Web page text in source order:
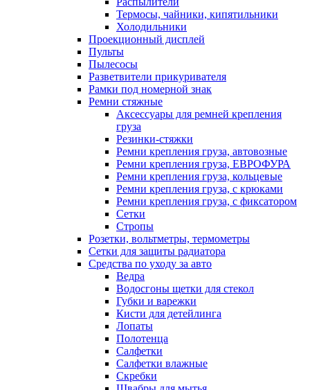
Термосы, чайники, кипятильники
Холодильники
Проекционный дисплей
Пульты
Пылесосы
Разветвители прикуривателя
Рамки под номерной знак
Ремни стяжные
Аксессуары для ремней крепления
груза
Резинки-стяжки
Ремни крепления груза, автовозные
Ремни крепления груза, ЕВРОФУРА
Ремни крепления груза, кольцевые
Ремни крепления груза, с крюками
Ремни крепления груза, с фиксатором
Сетки
Стропы
Розетки, вольтметры, термометры
Сетки для защиты радиатора
Средства по уходу за авто
Ведра
Водосгоны щетки для стекол
Губки и варежки
Кисти для детейлинга
Лопаты
Полотенца
Салфетки
Салфетки влажные
Скребки